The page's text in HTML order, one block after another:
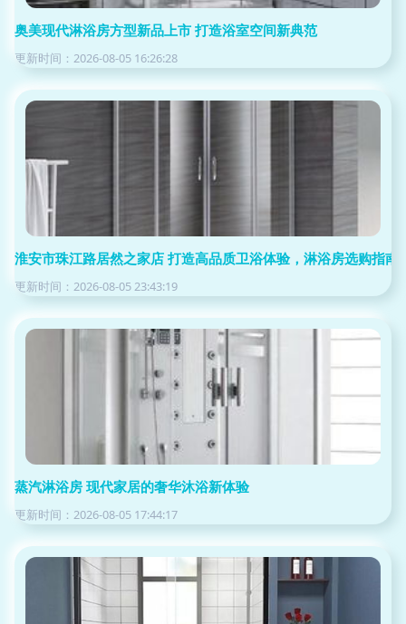
奥美现代淋浴房方型新品上市 打造浴室空间新典范
更新时间：2026-08-05 16:26:28
淮安市珠江路居然之家店 打造高品质卫浴体验，淋浴房选购指南
更新时间：2026-08-05 23:43:19
蒸汽淋浴房 现代家居的奢华沐浴新体验
更新时间：2026-08-05 17:44:17